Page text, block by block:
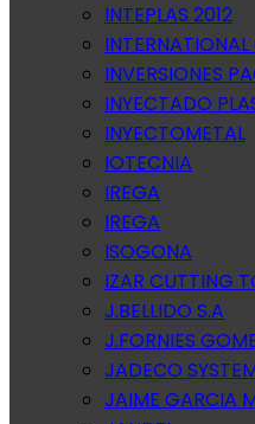
INTEPLAS 2012
INVERSIONES
INYECTADO
INYECTOMETAL
IOTECNIA
IREGA
IREGA
ISOGONA
IZAR CUTTING
J.BELLIDO S.A
J.FORNIES
JADECO
JAIME GARCIA